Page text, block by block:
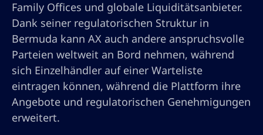
Family Offices und globale Liquiditätsanbieter.
Dank seiner regulatorischen Struktur in
Bermuda kann AX auch andere anspruchsvolle
Parteien weltweit an Bord nehmen, während
sich Einzelhändler auf einer Warteliste
eintragen können, während die Plattform ihre
Angebote und regulatorischen Genehmigungen
erweitert.